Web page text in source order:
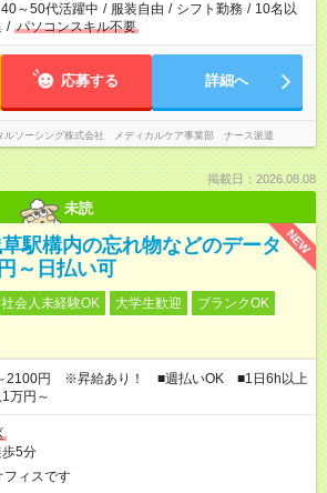
40～50代活躍中 / 服装自由 / シフト勤務 / 10名以
/ パソコンスキル不要
応募する 詳細へ
ルソーシング株式会社 メディカルケア事業部 ナース派遣
掲載日：2026.08.08
未読
NEW
草駅構内の忘れ物などのデータ
～日払い可
社会人未経験OK 大学生歓迎
ブランクOK
2100円 ※昇給あり！ ■週払いOK ■1日6h以上
万円～
5分
フィスです